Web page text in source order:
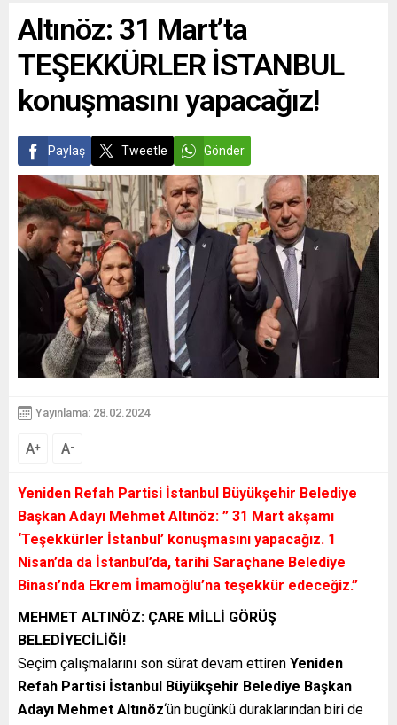
Altınöz: 31 Mart’ta
TEŞEKKÜRLER İSTANBUL
konuşmasını yapacağız!
Paylaş Tweetle Gönder
Yayınlama: 28.02.2024
A+ A-
Yeniden Refah Partisi İstanbul Büyükşehir Belediye
Başkan Adayı Mehmet Altınöz: ” 31 Mart akşamı
‘Teşekkürler İstanbul’ konuşmasını yapacağız. 1
Nisan’da da İstanbul’da, tarihi Saraçhane Belediye
Binası’nda Ekrem İmamoğlu’na teşekkür edeceğiz.”
MEHMET ALTINÖZ: ÇARE MİLLİ GÖRÜŞ
BELEDİYECİLİĞİ!
Seçim çalışmalarını son sürat devam ettiren Yeniden
Refah Partisi İstanbul Büyükşehir Belediye Başkan
Adayı Mehmet Altınöz‘ün bugünkü duraklarından biri de